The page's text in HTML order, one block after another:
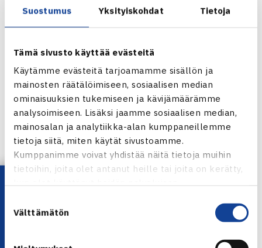
Suostumus Yksityiskohdat Tietoja
Tämä sivusto käyttää evästeitä
Käytämme evästeitä tarjoamamme sisällön ja
mainosten räätälöimiseen, sosiaalisen median
ominaisuuksien tukemiseen ja kävijämäärämme
analysoimiseen. Lisäksi jaamme sosiaalisen median,
mainosalan ja analytiikka-alan kumppaneillemme
tietoja siitä, miten käytät sivustoamme.
Kumppanimme voivat yhdistää näitä tietoja muihin
tietoihin, joita olet antanut heille tai joita on kerätty,
valinta
Välttämätön
Miesten 10.000$ ITF Futures-turnaus
1.kierrosta: Henrik Sillanpää (karsija) – Tore Deleuran-
Skjold (karsija) 67(3) 61 63
Miesten nelinpeli
1.kierrosta: Carl Bergman Ruotsi/Timo Nieminen (1.) –
Vladimir Ivanov Viro/Yan Sabanin Venäjä 64 76(7)
Naisten 10.000$ ITF-turnaus
9.-15.5.2011 Båstad, Ruotsi
1.kierrosta: Carina Witthoeft Saksa (8.) – Cecilia Estlander
Lataa OmaTennis!